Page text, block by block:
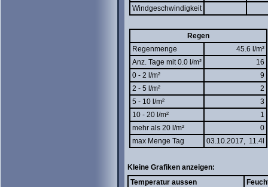
Windgeschwindigkeit
Regen
Regenmenge
45.6 l/m²
Anz. Tage mit 0.0 l/m²
16
0 - 2 l/m²
9
2 - 5 l/m²
2
5 - 10 l/m²
3
10 - 20 l/m²
1
mehr als 20 l/m²
0
max Menge Tag
03.10.2017, 11.4l
Kleine Grafiken anzeigen:
Temperatur aussen